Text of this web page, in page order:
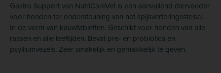
Gastro Support van NutriCareVet is een aanvullend diervoeder
voor honden ter ondersteuning van het spijsverteringsstelsel.
In de vorm van kauwtabletten. Geschikt voor honden van alle
rassen en alle leeftijden. Bevat pre- en probiotica en
psylliumvezels. Zeer smakelijk en gemakkelijk te geven.